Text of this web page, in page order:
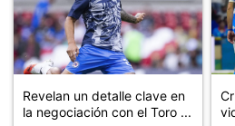
Revelan un detalle clave en
la negociación con el Toro ...